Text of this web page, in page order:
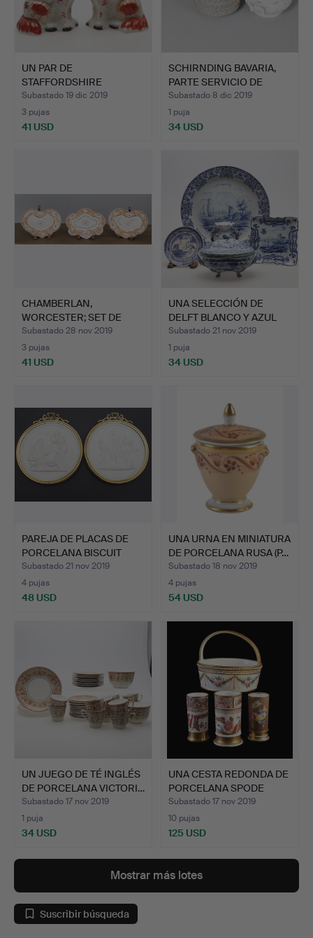
UN PAR DE
STAFFORDSHIRE
SPANIEL.
Subastado 19 dic 2019
3 pujas
41 USD
SCHIRNDING BAVARIA,
PARTE SERVICIO DE
CENA.
Subastado 8 dic 2019
1 puja
34 USD
CHAMBERLAN,
WORCESTER; SET DE
TRES PLATOS …
Subastado 28 nov 2019
3 pujas
41 USD
UNA SELECCIÓN DE
DELFT BLANCO Y AZUL
HOLAN…
Subastado 21 nov 2019
1 puja
34 USD
PAREJA DE PLACAS DE
PORCELANA BISCUIT
MONT…
Subastado 21 nov 2019
4 pujas
48 USD
UNA URNA EN MINIATURA
DE PORCELANA RUSA (P…
Subastado 18 nov 2019
4 pujas
54 USD
UN JUEGO DE TÉ INGLÉS
DE PORCELANA VICTORI…
Subastado 17 nov 2019
1 puja
34 USD
UNA CESTA REDONDA DE
PORCELANA SPODE
BONE,…
Subastado 17 nov 2019
10 pujas
125 USD
Mostrar más lotes
Suscribir búsqueda